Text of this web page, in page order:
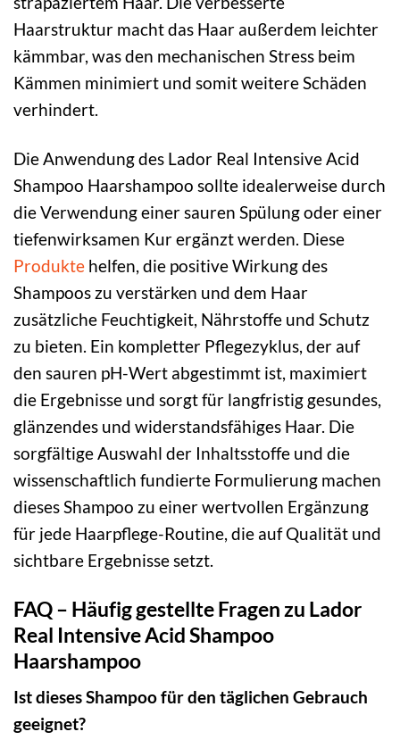
Haarstruktur macht das Haar außerdem leichter
kämmbar, was den mechanischen Stress beim
Kämmen minimiert und somit weitere Schäden
verhindert.
Die Anwendung des Lador Real Intensive Acid
Shampoo Haarshampoo sollte idealerweise durch
die Verwendung einer sauren Spülung oder einer
tiefenwirksamen Kur ergänzt werden. Diese
Produkte helfen, die positive Wirkung des
Shampoos zu verstärken und dem Haar
zusätzliche Feuchtigkeit, Nährstoffe und Schutz
zu bieten. Ein kompletter Pflegezyklus, der auf
den sauren pH-Wert abgestimmt ist, maximiert
die Ergebnisse und sorgt für langfristig gesundes,
glänzendes und widerstandsfähiges Haar. Die
sorgfältige Auswahl der Inhaltsstoffe und die
wissenschaftlich fundierte Formulierung machen
dieses Shampoo zu einer wertvollen Ergänzung
für jede Haarpflege-Routine, die auf Qualität und
sichtbare Ergebnisse setzt.
FAQ – Häufig gestellte Fragen zu Lador
Real Intensive Acid Shampoo
Haarshampoo
Ist dieses Shampoo für den täglichen Gebrauch
geeignet?